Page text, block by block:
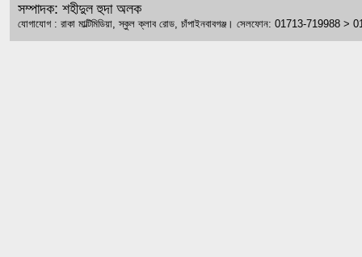
সম্পাদক: শহীদুল হুদা অলক
যোগাযোগ : রাকা মাল্টিমিডিয়া, স্কুল ক্লাব রোড, চাঁপাইনবাবগঞ্জ। সেলফোন: 01713-